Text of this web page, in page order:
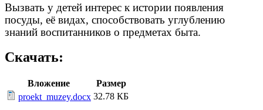
Вызвать у детей интерес к истории появления
посуды, её видах, способствовать углублению
знаний воспитанников о предметах быта.
Скачать:
Вложение
Размер
proekt_muzey.docx 32.78 КБ